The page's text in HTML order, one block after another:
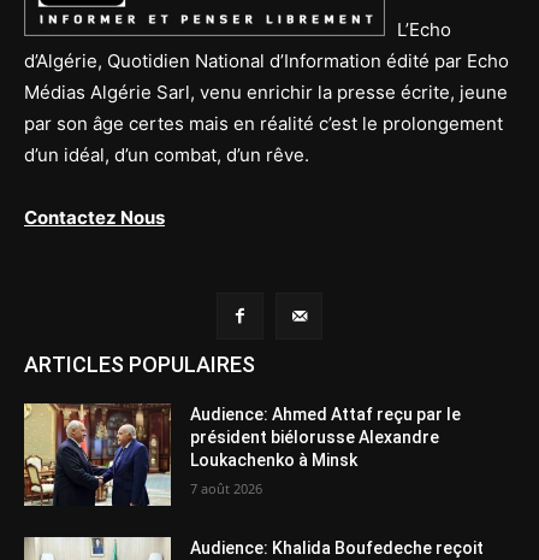
L’Echo
d’Algérie, Quotidien National d’Information édité par Echo
Médias Algérie Sarl, venu enrichir la presse écrite, jeune
par son âge certes mais en réalité c’est le prolongement
d’un idéal, d’un combat, d’un rêve.
Contactez Nous
ARTICLES POPULAIRES
Audience: Ahmed Attaf reçu par le
président biélorusse Alexandre
Loukachenko à Minsk
7 août 2026
Audience: Khalida Boufedeche reçoit